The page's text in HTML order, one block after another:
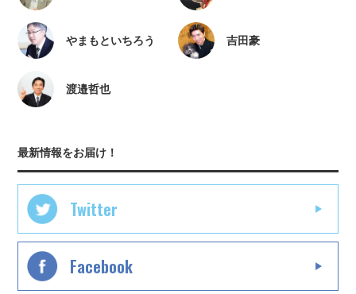
やまもといちろう 吉田豪
渡邉哲也
最新情報をお届け！
Twitter
Facebook